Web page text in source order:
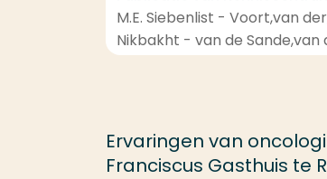
M.E. Siebenlist - Voort,van
Nikbakht - van de
Ervaringen van
Franciscus Gasthuis te